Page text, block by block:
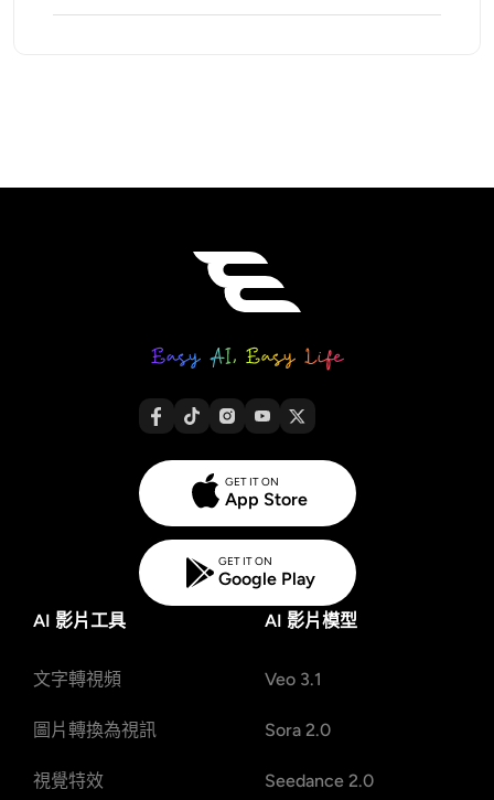
GET IT ON
App Store
GET IT ON
Google Play
AI 影片工具
文字轉視頻
圖片轉換為視訊
視覺特效
AI 影片模型
Veo 3.1
Sora 2.0
Seedance 2.0